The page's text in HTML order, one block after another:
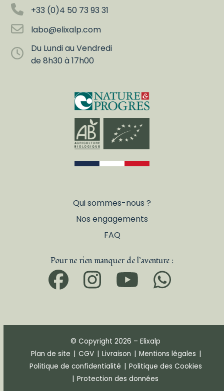
+33 (0)4 50 73 93 31
labo@elixalp.com
Du Lundi au Vendredi
de 8h30 à 17h00
Qui sommes-nous ?
Nos engagements
FAQ
Pour ne rien manquer de l’aventure :
Facebook
Instagram
© Copyright 2026 – Elixalp
Plan de site | CGV | Livraison | Mentions légales |
Politique de confidentialité | Politique des Cookies
| Protection des données